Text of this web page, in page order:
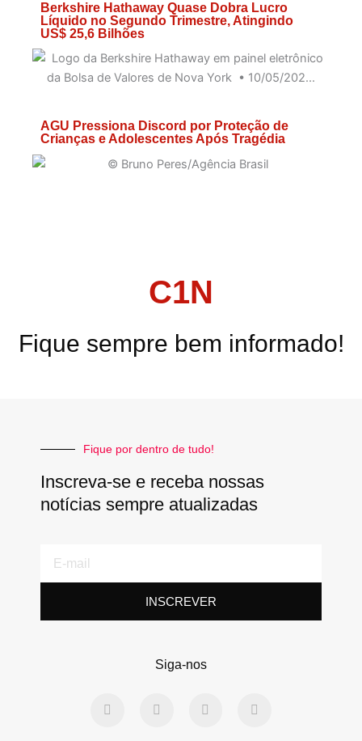
Berkshire Hathaway Quase Dobra Lucro
Líquido no Segundo Trimestre, Atingindo
US$ 25,6 Bilhões
AGU Pressiona Discord por Proteção de
Crianças e Adolescentes Após Tragédia
C1N
Fique sempre bem informado!
Fique por dentro de tudo!
Inscreva-se e receba nossas
notícias sempre atualizadas
INSCREVER
Siga-nos
a
w
i
o